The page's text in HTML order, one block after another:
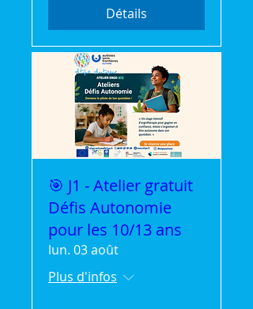
Détails
🎯 J1 - Atelier gratuit
Défis Autonomie
pour les 10/13 ans
lun. 03 août
Plus d'infos